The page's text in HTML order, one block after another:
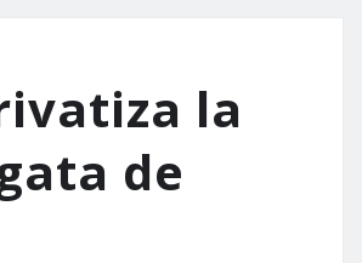
la
de